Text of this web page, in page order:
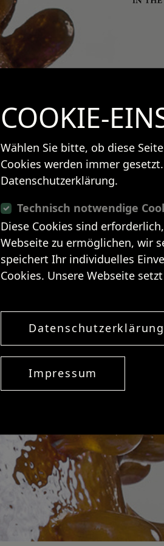
COOKIE-
Wählen Sie bitte, ob diese
Cookies werden immer
Datenschutzerklärung.
Technisch notwendige
Diese Cookies sind
Webseite zu ermöglichen, wir
speichert Ihr individuelles
Cookies. Unsere Webseite
Datenschutzerklärung
Impressum